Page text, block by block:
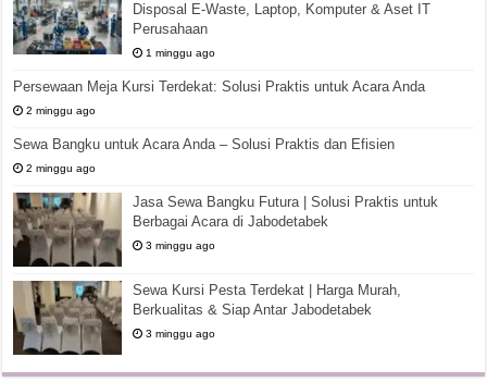
Disposal E-Waste, Laptop, Komputer & Aset IT
Perusahaan
1 minggu ago
Persewaan Meja Kursi Terdekat: Solusi Praktis untuk Acara Anda
2 minggu ago
Sewa Bangku untuk Acara Anda – Solusi Praktis dan Efisien
2 minggu ago
Jasa Sewa Bangku Futura | Solusi Praktis untuk
Berbagai Acara di Jabodetabek
3 minggu ago
Sewa Kursi Pesta Terdekat | Harga Murah,
Berkualitas & Siap Antar Jabodetabek
3 minggu ago